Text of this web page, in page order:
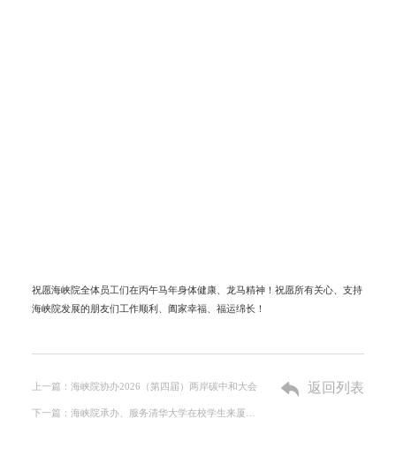
祝愿海峡院全体员工们在丙午马年身体健康、龙马精神！祝愿所有关心、支持
海峡院发展的朋友们工作顺利、阖家幸福、福运绵长！
上一篇：海峡院协办2026（第四届）两岸碳中和大会 返回列表